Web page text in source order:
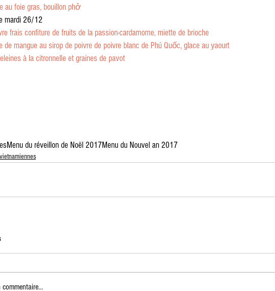
au foie gras, bouillon phở
mardi 26/12
frais confiture de fruits de la passion-cardamome, miette de brioche
de mangue au sirop de poivre de poivre blanc de Phú Quốc, glace au yaourt
à la citronnelle et graines de pavot
Menu du réveillon de Noël 2017Menu du Nouvel an 2017
commentaire...